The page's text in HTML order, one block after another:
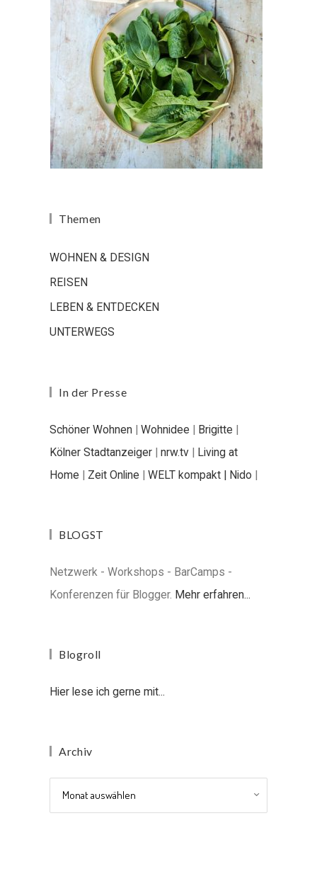
Themen
WOHNEN & DESIGN
REISEN
LEBEN & ENTDECKEN
UNTERWEGS
In der Presse
Schöner Wohnen | Wohnidee | Brigitte |
Kölner Stadtanzeiger | nrw.tv | Living at
Home | Zeit Online | WELT kompakt | Nido |
BLOGST
Netzwerk - Workshops - BarCamps -
Konferenzen für Blogger. Mehr erfahren...
Blogroll
Hier lese ich gerne mit...
Archiv